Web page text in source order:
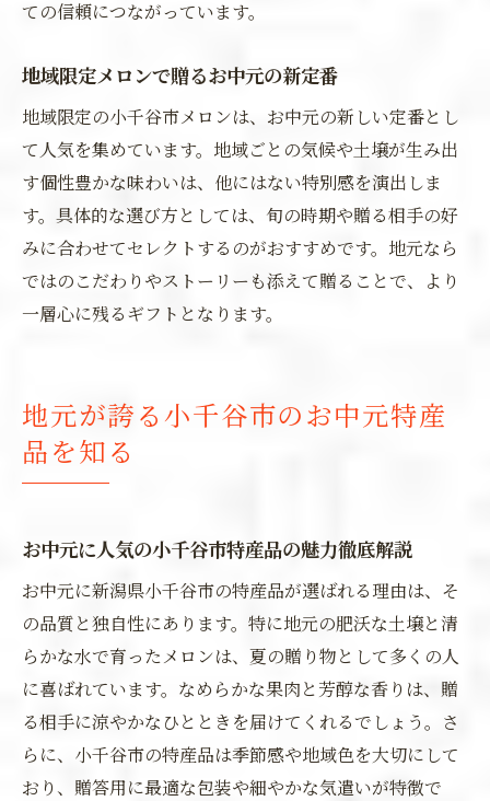
ての信頼につながっています。
地域限定メロンで贈るお中元の新定番
地域限定の小千谷市メロンは、お中元の新しい定番とし
て人気を集めています。地域ごとの気候や土壌が生み出
す個性豊かな味わいは、他にはない特別感を演出しま
す。具体的な選び方としては、旬の時期や贈る相手の好
みに合わせてセレクトするのがおすすめです。地元なら
ではのこだわりやストーリーも添えて贈ることで、より
一層心に残るギフトとなります。
地元が誇る小千谷市のお中元特産
品を知る
お中元に人気の小千谷市特産品の魅力徹底解説
お中元に新潟県小千谷市の特産品が選ばれる理由は、そ
の品質と独自性にあります。特に地元の肥沃な土壌と清
らかな水で育ったメロンは、夏の贈り物として多くの人
に喜ばれています。なめらかな果肉と芳醇な香りは、贈
る相手に涼やかなひとときを届けてくれるでしょう。さ
らに、小千谷市の特産品は季節感や地域色を大切にして
おり、贈答用に最適な包装や細やかな気遣いが特徴で